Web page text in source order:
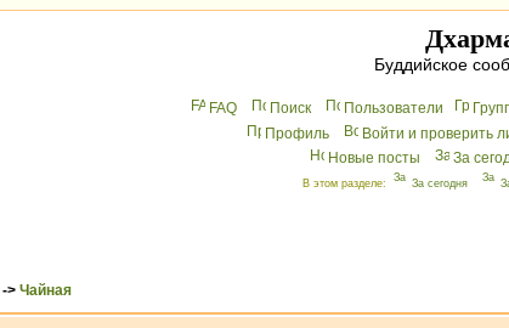
Буддийское
FAQ Поиск Пользователи
Профиль
Войти и проверить
Новые посты
За
В этом разделе: За сегодня
-> Чайная